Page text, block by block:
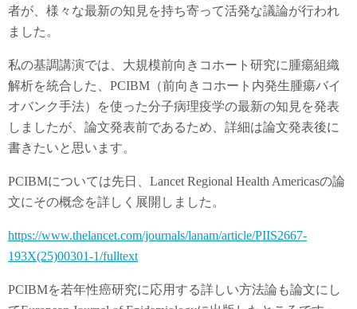
者が、様々な最新の知見を持ち寄って活発な議論が行われ
ました。
私の基調講演では、大規模前向きコホート研究に腫瘍組織
解析を統合した、PCIBM（前向きコホート内発生腫瘍バイ
オバンク手法）を使った分子病理疫学の最新の知見を発表
しましたが、論文発表前であるため、詳細は論文発表後に
書きたいと思います。
PCIBMについては先日、Lancet Regional Health Americasの論
文にその概念を詳しく展開しました。
https://www.thelancet.com/journals/lanam/article/PIIS2667-
193X(25)00301-1/fulltext
PCIBMを若年性癌研究に応用する詳しい方法論も論文にし